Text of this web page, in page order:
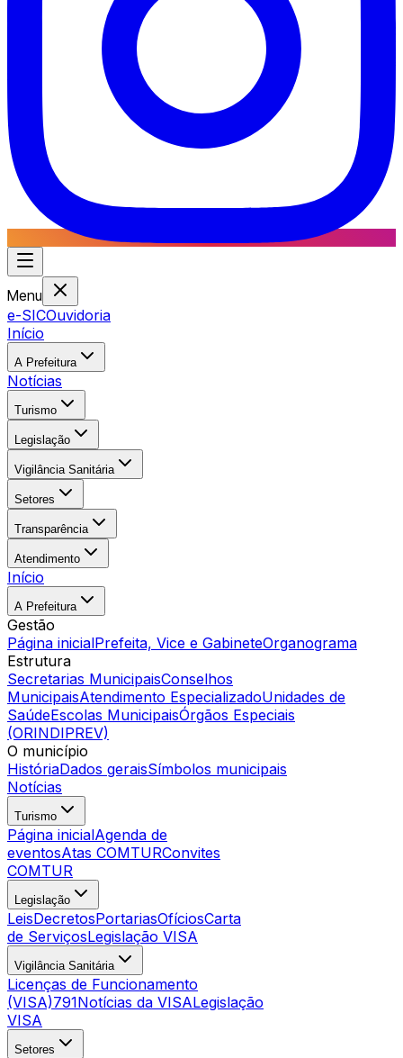
Menu
e-SICOuvidoria
Início
A Prefeitura
Notícias
Turismo
Legislação
Vigilância Sanitária
Setores
Transparência
Atendimento
Início
A Prefeitura
Gestão
Página inicialPrefeita, Vice e GabineteOrganograma
Estrutura
Secretarias MunicipaisConselhos
MunicipaisAtendimento EspecializadoUnidades de
SaúdeEscolas MunicipaisÓrgãos Especiais
(ORINDIPREV)
O município
HistóriaDados geraisSímbolos municipais
Notícias
Turismo
Página inicialAgenda de
eventosAtas COMTURConvites
COMTUR
Legislação
LeisDecretosPortariasOfíciosCarta
de ServiçosLegislação VISA
Vigilância Sanitária
Licenças de Funcionamento
(VISA)791Notícias da VISALegislação
VISA
Setores